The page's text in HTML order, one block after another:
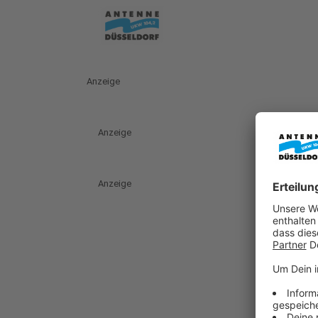
Anzeige
Anzeige
Anzeige